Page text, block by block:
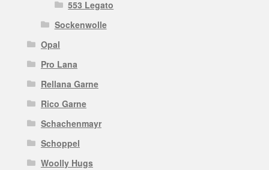
553 Legato
Sockenwolle
Opal
Pro Lana
Rellana Garne
Rico Garne
Schachenmayr
Schoppel
Woolly Hugs